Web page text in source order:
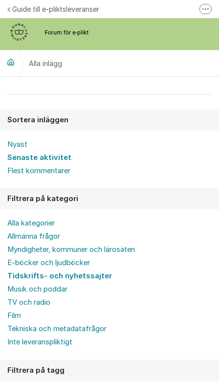
Hoppa till innehåll
Guide till e-pliktsleveranser
Alla inlägg
Sortera inläggen
Nyast
Senaste aktivitet
Flest kommentarer
Filtrera på kategori
Alla kategorier
Allmänna frågor
Myndigheter, kommuner och lärosäten
E-böcker och ljudböcker
Tidskrifts- och nyhetssajter
Musik och poddar
TV och radio
Film
Tekniska och metadatafrågor
Inte leveranspliktigt
Filtrera på tagg